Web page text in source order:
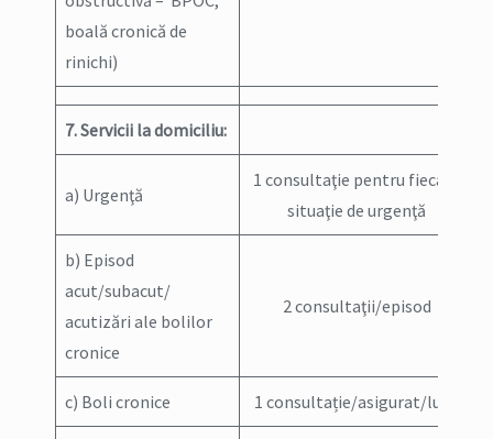
boală cronică de
rinichi)
7. Servicii la domiciliu:
a) Urgenţă
1 consultaţie pentru fiecare
situaţie de urgenţă
b) Episod
acut/subacut/
acutizări ale bolilor
cronice
2 consultaţii/episod
c) Boli cronice 1 consultație/asigurat/lună